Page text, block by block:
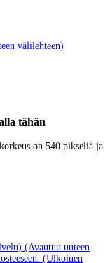
välilehteen)
tähän
on 540 pikseliä ja
(Avautuu uuteen
(Ulkoinen